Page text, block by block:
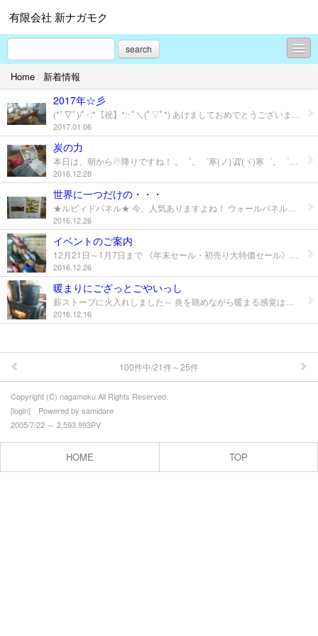
有限会社 新ナガモク
search
イベント案内
住宅資材および取扱商品
青森ひば製品
独り言？
プロフィール
お問合せ
Home / 新着情報
2017年☆彡
2017.01.06
炭の力
2016.12.28
世界に一つだけの・・・
2016.12.26
イベントのご案内
2016.12.26
暖まりにござっとごやいっし
2016.12.16
100件中/21件～25件
Copyright (C) nagamoku All Rights Reserved.
[login] Powered by samidare
2005/7/22 ～ 2,593,993PV
HOME TOP